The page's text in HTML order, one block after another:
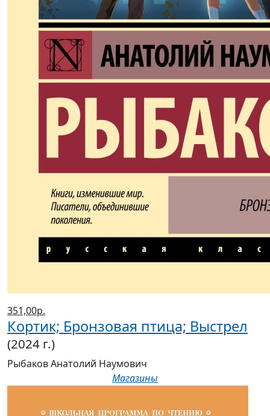
351,00р.
Кортик; Бронзовая птица; Выстрел
(2024 г.)
Рыбаков Анатолий Наумович
Магазины